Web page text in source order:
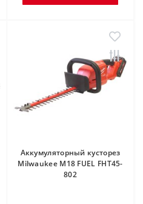
Аккумуляторный кусторез
Milwaukee M18 FUEL FHT45-
802